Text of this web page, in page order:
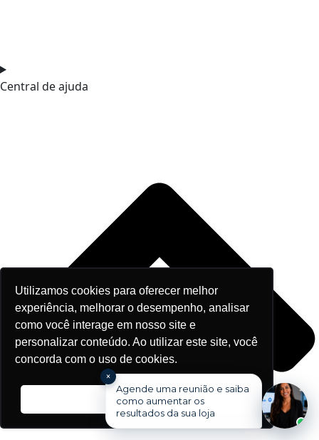
Utilizamos cookies para oferecer melhor
experiência, melhorar o desempenho, analisar
como você interage em nosso site e
personalizar conteúdo. Ao utilizar este site, você
concorda com o uso de cookies.
Ok, entendi!
Central de ajuda
Agende uma reunião e saiba
como aumentar os
resultados da sua loja
×